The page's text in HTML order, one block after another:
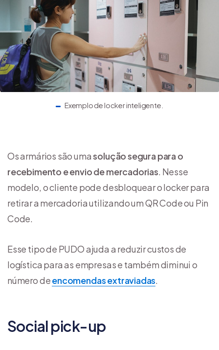
Exemplo de locker inteligente.
Os armários são umasolução segura para o
recebimento e envio de mercadorias. Nesse
modelo, o cliente pode desbloquear o locker para
retirar a mercadoria utilizando um QR Code ou Pin
Code.
Esse tipo de PUDO ajuda a reduzir custos de
logística para as empresas e também diminui o
número deencomendas extraviadas.
Social pick-up